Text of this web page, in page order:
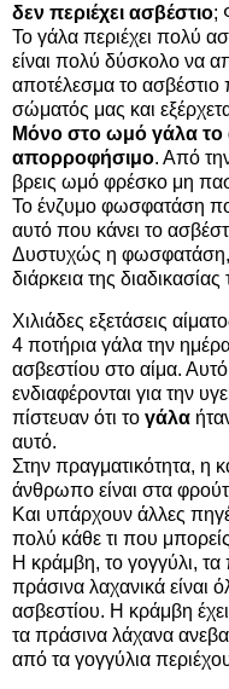
δεν περιέχει ασβέστιο;
Το γάλα περιέχει πολύ
είναι πολύ δύσκολο να
αποτέλεσμα το
σώματός μας και
Μόνο στο ωμό γάλα το
απορροφήσιμο. Από
βρεις ωμό φρέσκο μη
Το ένζυμο φωσφατάση
αυτό που κάνει το
Δυστυχώς η φωσφατάση,
διάρκεια της
Χιλιάδες εξετάσεις
4 ποτήρια γάλα την
ασβεστίου στο αίμα.
ενδιαφέρονται για την
πίστευαν ότι το γάλα
αυτό.
Στην πραγματικότητα, η
άνθρωπο είναι στα
Και υπάρχουν άλλες
πολύ κάθε τι που
Η κράμβη, το γογγύλι,
πράσινα λαχανικά είναι
ασβεστίου. Η κράμβη
τα πράσινα λάχανα
από τα γογγύλια